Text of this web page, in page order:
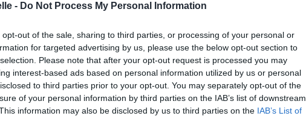
- Do Not Process My Personal Information
opt-out of the sale, sharing to third parties, or processing of your personal or
for targeted advertising by us, please use the below opt-out section to
Please note that after your opt-out request is processed you may
interest-based ads based on personal information utilized by us or personal
to third parties prior to your opt-out. You may separately opt-out of the
of your personal information by third parties on the IAB’s list of downstream
information may also be disclosed by us to third parties on the IAB’s List of